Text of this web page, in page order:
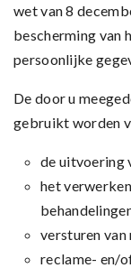
wet van 8
bescherming van
persoonlijke
De door u
gebruikt worden
de uitvoering
het
versturen van
reclame- en/